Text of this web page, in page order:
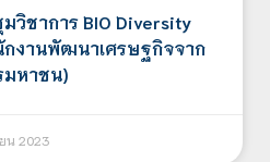
วิชาการ BIO Diversity
กงานพัฒนาเศรษฐกิจจาก
มหาชน)
น 2023